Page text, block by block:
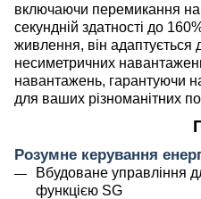
включаючи перемикання
секундній здатності до
живлення, він адаптується
несиметричних
навантажень, гарантуючи
для ваших різноманітних
Розумне керування
Вбудоване управління
функцією SG